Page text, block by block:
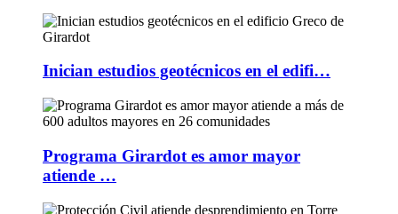
Inician estudios geotécnicos en el edifi…
Programa Girardot es amor mayor
atiende …